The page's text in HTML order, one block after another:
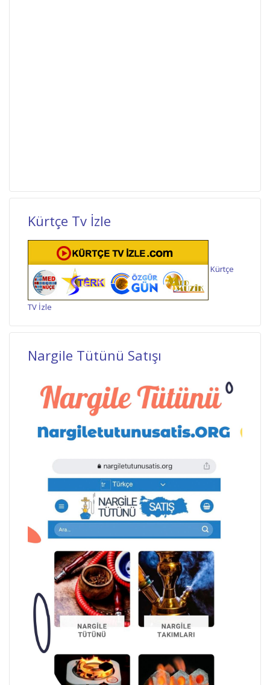
Kürtçe Tv İzle
Kürtçe
TV İzle
Nargile Tütünü Satışı